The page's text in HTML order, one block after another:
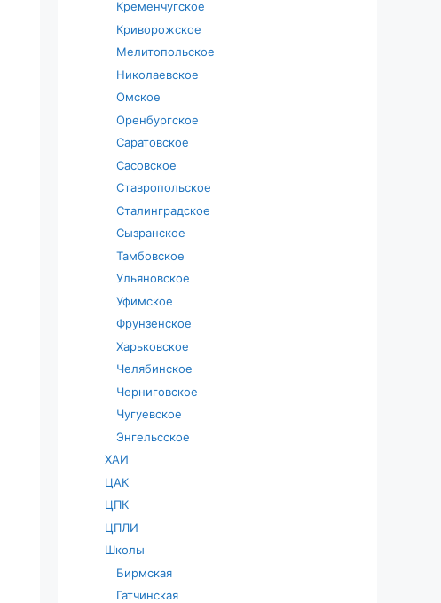
Кременчугское
Криворожское
Мелитопольское
Николаевское
Омское
Оренбургское
Саратовское
Сасовское
Ставропольское
Сталинградское
Сызранское
Тамбовское
Ульяновское
Уфимское
Фрунзенское
Харьковское
Челябинское
Черниговское
Чугуевское
Энгельсское
ХАИ
ЦАК
ЦПК
ЦПЛИ
Школы
Бирмская
Гатчинская